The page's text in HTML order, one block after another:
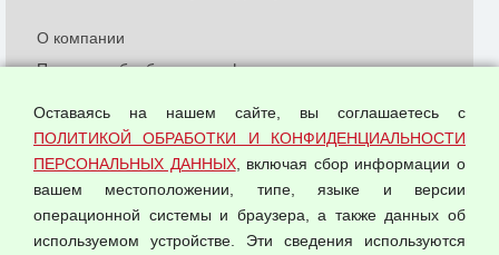
О компании
Политика обработки и конфиденциальности
Согласием на обработку персональных данных
Оферта оптовой купли-продажи
Публичная оферта
Оставаясь на нашем сайте, вы соглашаетесь с
ПОЛИТИКОЙ ОБРАБОТКИ И КОНФИДЕНЦИАЛЬНОСТИ
ПЕРСОНАЛЬНЫХ ДАННЫХ, включая сбор информации о
вашем местоположении, типе, языке и версии
операционной системы и браузера, а также данных об
используемом устройстве. Эти сведения используются